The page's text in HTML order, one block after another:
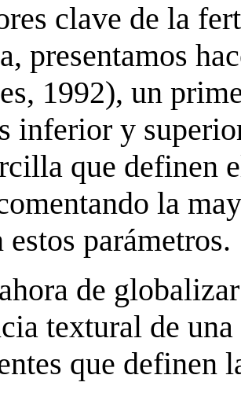
clave de la
presentamos
1992), un
inferior y
que definen
la
parámetros.
de
textural de
que definen